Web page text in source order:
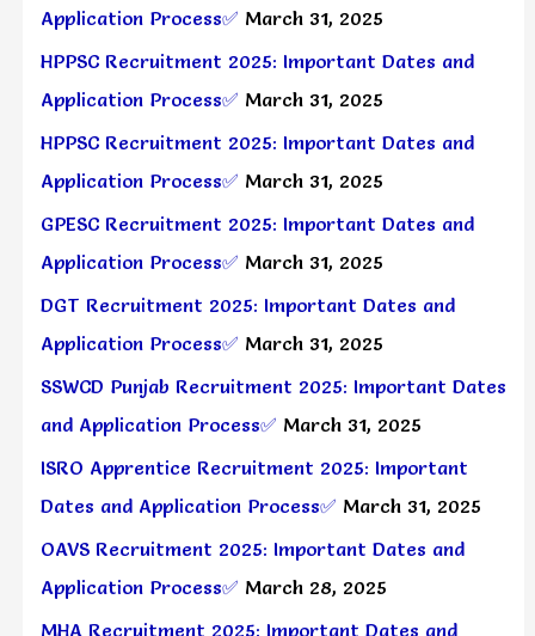
Application Process✅ March 31, 2025
HPPSC Recruitment 2025: Important Dates and
Application Process✅ March 31, 2025
HPPSC Recruitment 2025: Important Dates and
Application Process✅ March 31, 2025
GPESC Recruitment 2025: Important Dates and
Application Process✅ March 31, 2025
DGT Recruitment 2025: Important Dates and
Application Process✅ March 31, 2025
SSWCD Punjab Recruitment 2025: Important Dates
and Application Process✅ March 31, 2025
ISRO Apprentice Recruitment 2025: Important
Dates and Application Process✅ March 31, 2025
OAVS Recruitment 2025: Important Dates and
Application Process✅ March 28, 2025
MHA Recruitment 2025: Important Dates and